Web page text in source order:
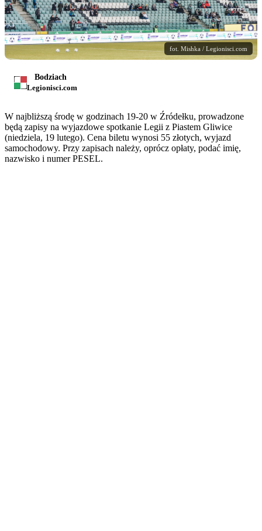
fot. Mishka / Legionisci.com
Bodziach
Legionisci.com
W najbliższą środę w godzinach 19-20 w Źródełku, prowadzone
będą zapisy na wyjazdowe spotkanie Legii z Piastem Gliwice
(niedziela, 19 lutego). Cena biletu wynosi 55 złotych, wyjazd
samochodowy. Przy zapisach należy, oprócz opłaty, podać imię,
nazwisko i numer PESEL.